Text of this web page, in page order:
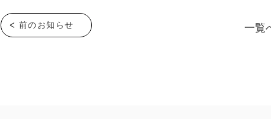
一覧
前のお知らせ